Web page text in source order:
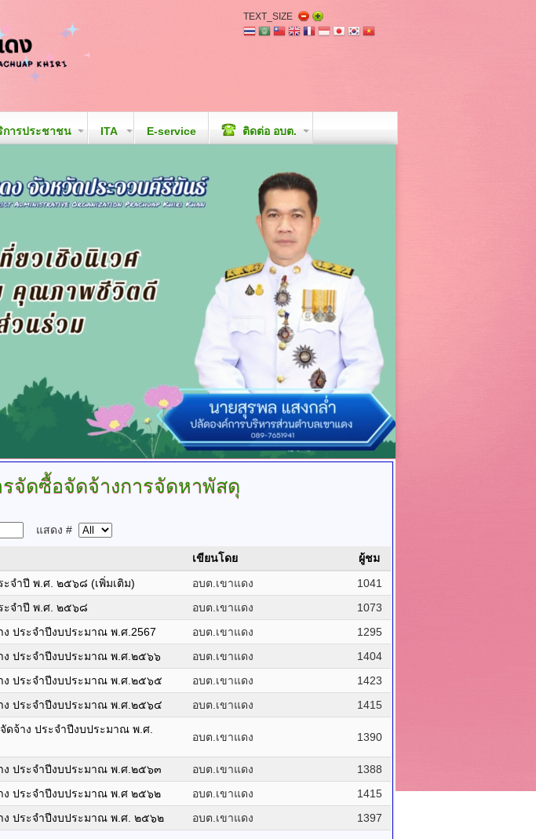
TEXT_SIZE
การประชาชน ITA E-service ติดต่อ อบต.
จัดซื้อจัดจ้างการจัดหาพัสดุ
แสดง #
เขียนโดย
ผู้ชม
ะจำปี พ.ศ. ๒๕๖๘ (เพิ่มเติม) อบต.เขาแดง
1041
ะจำปี พ.ศ. ๒๕๖๘ อบต.เขาแดง
1073
ประจำปีงบประมาณ พ.ศ.2567 อบต.เขาแดง
1295
ง ประจำปีงบประมาณ พ.ศ.๒๕๖๖ อบต.เขาแดง
1404
ง ประจำปีงบประมาณ พ.ศ.๒๕๖๕ อบต.เขาแดง
1423
ง ประจำปีงบประมาณ พ.ศ.๒๕๖๔ อบต.เขาแดง 1415
จ้าง ประจำปีงบประมาณ พ.ศ.
อบต.เขาแดง 1390
ง ประจำปีงบประมาณ พ.ศ.๒๕๖๓ อบต.เขาแดง
1388
ง ประจำปีงบประมาณ พ.ศ ๒๕๖๒ อบต.เขาแดง
1415
ง ประจำปีงบประมาณ พ.ศ. ๒๕๖๒ อบต.เขาแดง 1397